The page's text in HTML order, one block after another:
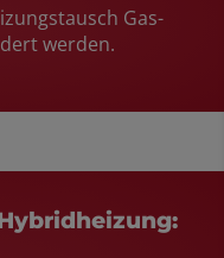
Gas-
werden.